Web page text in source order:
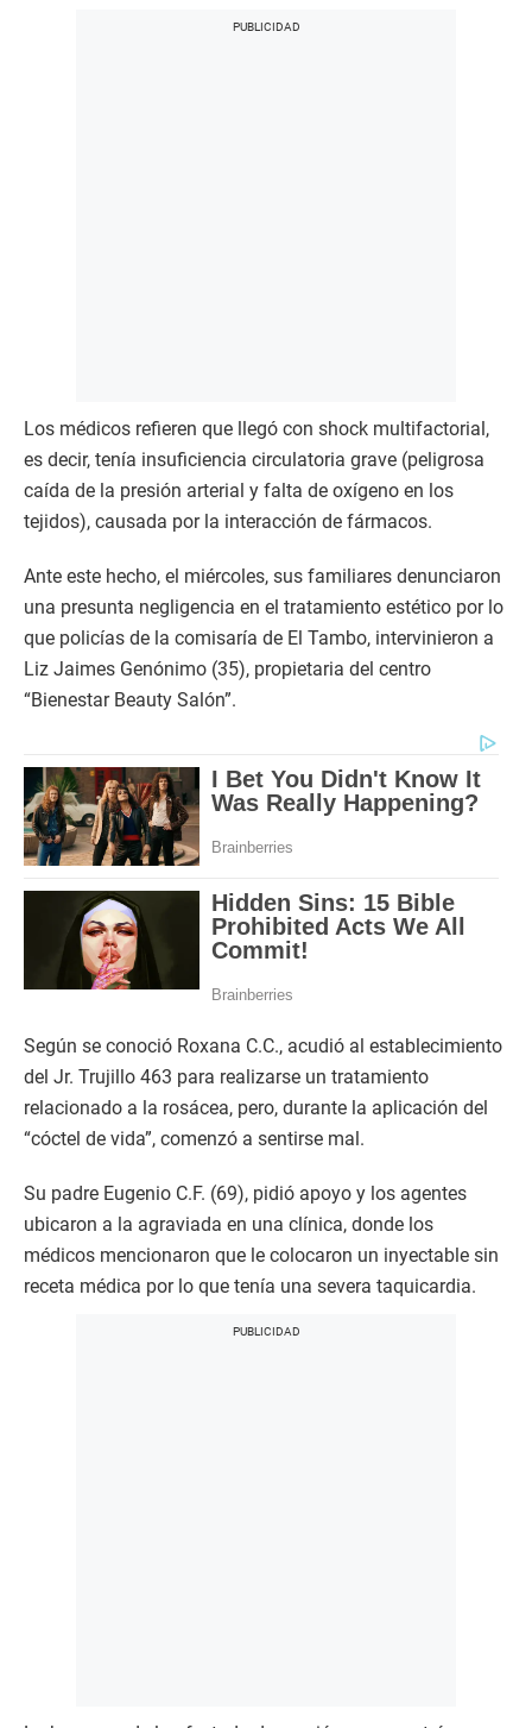
Los médicos refieren que llegó con shock multifactorial,
es decir, tenía insuficiencia circulatoria grave (peligrosa
caída de la presión arterial y falta de oxígeno en los
tejidos), causada por la interacción de fármacos.
Ante este hecho, el miércoles, sus familiares denunciaron
una presunta negligencia en el tratamiento estético por lo
que policías de la comisaría de El Tambo, intervinieron a
Liz Jaimes Genónimo (35), propietaria del centro
“Bienestar Beauty Salón”.
Según se conoció Roxana C.C., acudió al establecimiento
del Jr. Trujillo 463 para realizarse un tratamiento
relacionado a la rosácea, pero, durante la aplicación del
“cóctel de vida”, comenzó a sentirse mal.
Su padre Eugenio C.F. (69), pidió apoyo y los agentes
ubicaron a la agraviada en una clínica, donde los
médicos mencionaron que le colocaron un inyectable sin
receta médica por lo que tenía una severa taquicardia.